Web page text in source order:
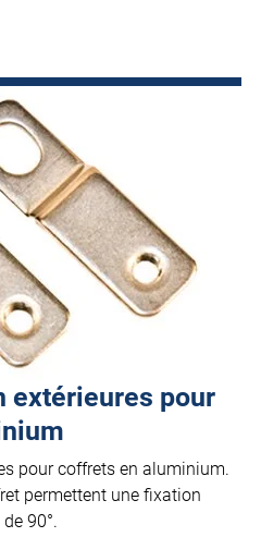
extérieures pour
pour coffrets en aluminium.
permettent une fixation
90°.